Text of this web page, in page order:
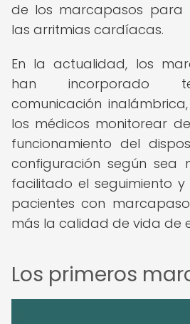
de los marcapasos
las arritmias cardíacas.
En la actualidad, los
han incorporado
comunicación
los médicos monitorear
funcionamiento del
configuración según sea
facilitado el seguimiento
pacientes con
más la calidad de vida de
Los primeros